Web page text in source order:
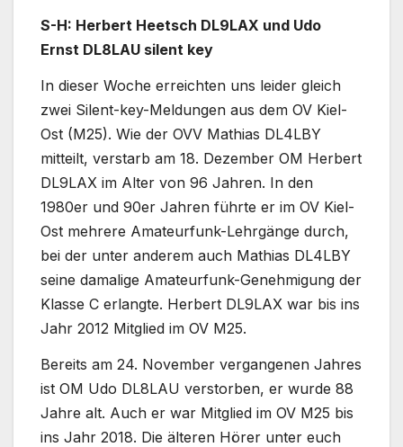
S-H: Herbert Heetsch DL9LAX und Udo
Ernst DL8LAU silent key
In dieser Woche erreichten uns leider gleich
zwei Silent-key-Meldungen aus dem OV Kiel-
Ost (M25). Wie der OVV Mathias DL4LBY
mitteilt, verstarb am 18. Dezember OM Herbert
DL9LAX im Alter von 96 Jahren. In den
1980er und 90er Jahren führte er im OV Kiel-
Ost mehrere Amateurfunk-Lehrgänge durch,
bei der unter anderem auch Mathias DL4LBY
seine damalige Amateurfunk-Genehmigung der
Klasse C erlangte. Herbert DL9LAX war bis ins
Jahr 2012 Mitglied im OV M25.
Bereits am 24. November vergangenen Jahres
ist OM Udo DL8LAU verstorben, er wurde 88
Jahre alt. Auch er war Mitglied im OV M25 bis
ins Jahr 2018. Die älteren Hörer unter euch